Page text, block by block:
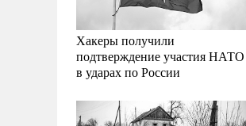
Хакеры получили
подтверждение участия НАТО
в ударах по России